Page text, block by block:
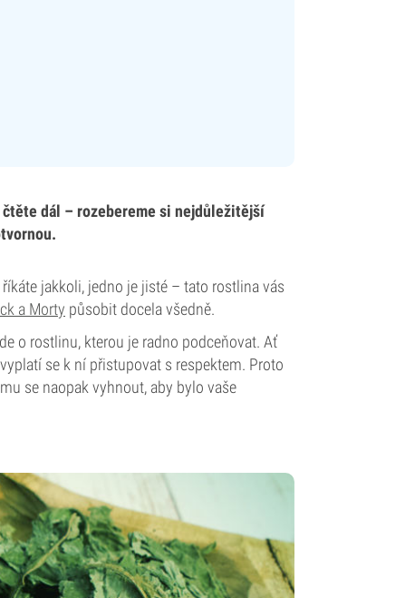
dál – rozebereme si nejdůležitější
jakkoli, jedno je jisté – tato rostlina vás
a Morty působit docela všedně.
o rostlinu, kterou je radno podceňovat. Ať
se k ní přistupovat s respektem. Proto
se naopak vyhnout, aby bylo vaše